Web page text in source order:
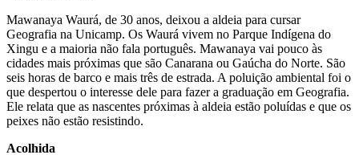
Mawanaya Waurá, de 30 anos, deixou a aldeia para cursar
Geografia na Unicamp. Os Waurá vivem no Parque Indígena do
Xingu e a maioria não fala português. Mawanaya vai pouco às
cidades mais próximas que são Canarana ou Gaúcha do Norte. São
seis horas de barco e mais três de estrada. A poluição ambiental foi o
que despertou o interesse dele para fazer a graduação em Geografia.
Ele relata que as nascentes próximas à aldeia estão poluídas e que os
peixes não estão resistindo.
Acolhida